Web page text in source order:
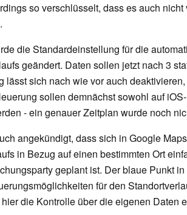
so verschlüsselt, dass es auch
die Standardeinstellung für die
geändert. Daten sollen jetzt nach 3
lässt sich nach wie vor auch
sollen demnächst sowohl auf
- ein genauer Zeitplan wurde noch
angekündigt, dass sich in Google
in Bezug auf einen bestimmten Ort
geplant ist. Der blaue Punkt
für den
die Kontrolle über die eigenen Daten